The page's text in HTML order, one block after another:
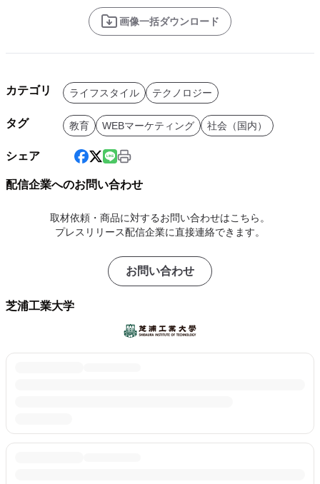
画像一括ダウンロード
カテゴリ ライフスタイル テクノロジー
タグ 教育 WEBマーケティング 社会（国内）
シェア
配信企業へのお問い合わせ
取材依頼・商品に対するお問い合わせはこちら。
プレスリリース配信企業に直接連絡できます。
お問い合わせ
芝浦工業大学